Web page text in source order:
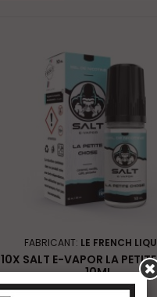
FABRICANT: LE FRENCH
10X SALT E-VAPOR LA
10ML